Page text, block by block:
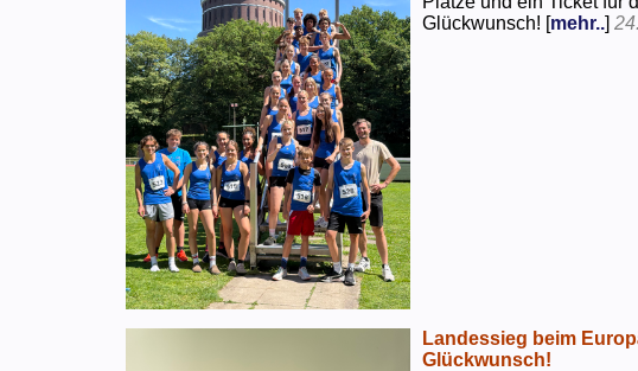
Glückwunsch! [mehr..]
Landessieg beim
Glückwunsch!